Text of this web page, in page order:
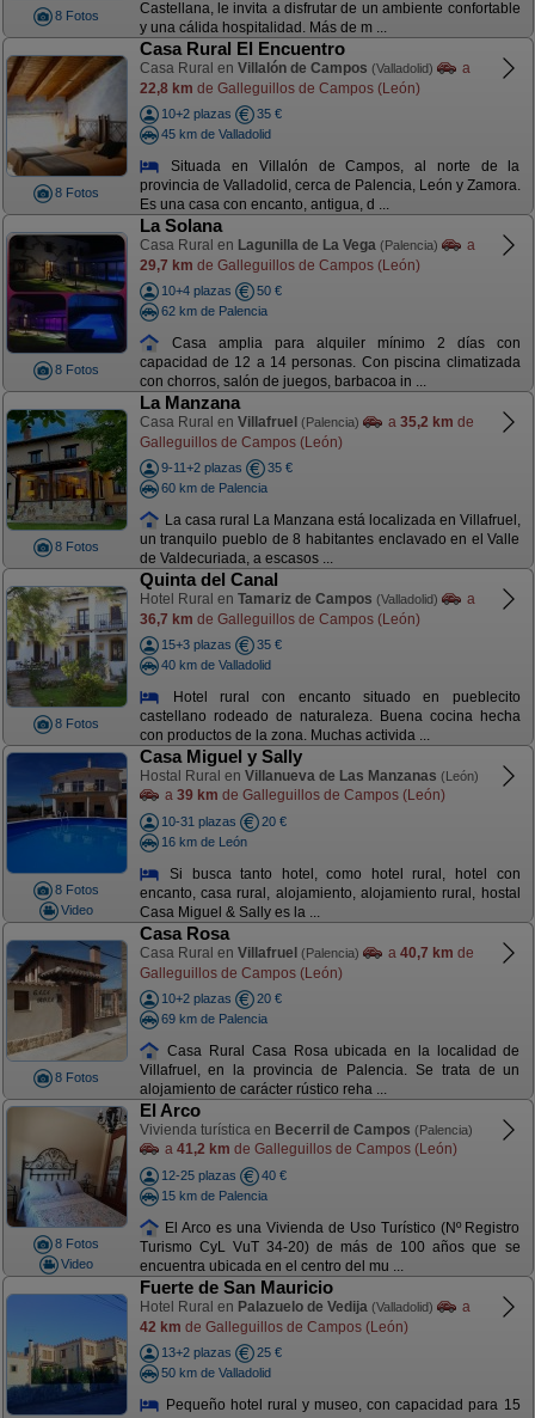
8 Fotos
Castellana, le invita a disfrutar de un ambiente confortable
y una cálida hospitalidad. Más de m ...
8 Fotos
Casa Rural El Encuentro
Casa Rural en Villalón de Campos (Valladolid)
a
22,8 km de Galleguillos de Campos (León)
10+2 plazas
35 €
45 km de Valladolid
Situada en Villalón de Campos, al norte de la
provincia de Valladolid, cerca de Palencia, León y Zamora.
Es una casa con encanto, antigua, d ...
8 Fotos
La Solana
Casa Rural en Lagunilla de La Vega (Palencia)
a
29,7 km de Galleguillos de Campos (León)
10+4 plazas
50 €
62 km de Palencia
Casa amplia para alquiler mínimo 2 días con
capacidad de 12 a 14 personas. Con piscina climatizada
con chorros, salón de juegos, barbacoa in ...
8 Fotos
La Manzana
Casa Rural en Villafruel (Palencia) a 35,2 km de
Galleguillos de Campos (León)
9-11+2 plazas
35 €
60 km de Palencia
La casa rural La Manzana está localizada en Villafruel,
un tranquilo pueblo de 8 habitantes enclavado en el Valle
de Valdecuriada, a escasos ...
8 Fotos
Quinta del Canal
Hotel Rural en Tamariz de Campos (Valladolid)
a
36,7 km de Galleguillos de Campos (León)
15+3 plazas
35 €
40 km de Valladolid
Hotel rural con encanto situado en pueblecito
castellano rodeado de naturaleza. Buena cocina hecha
con productos de la zona. Muchas activida ...
8 Fotos
Video
Casa Miguel y Sally
Hostal Rural en Villanueva de Las Manzanas (León)
a 39 km de Galleguillos de Campos (León)
10-31 plazas
20 €
16 km de León
Si busca tanto hotel, como hotel rural, hotel con
encanto, casa rural, alojamiento, alojamiento rural, hostal
Casa Miguel & Sally es la ...
8 Fotos
Casa Rosa
Casa Rural en Villafruel (Palencia) a 40,7 km de
Galleguillos de Campos (León)
10+2 plazas
20 €
69 km de Palencia
Casa Rural Casa Rosa ubicada en la localidad de
Villafruel, en la provincia de Palencia. Se trata de un
alojamiento de carácter rústico reha ...
8 Fotos
Video
El Arco
Vivienda turística en Becerril de Campos (Palencia)
a 41,2 km de Galleguillos de Campos (León)
12-25 plazas
40 €
15 km de Palencia
El Arco es una Vivienda de Uso Turístico (Nº Registro
Turismo CyL VuT 34-20) de más de 100 años que se
encuentra ubicada en el centro del mu ...
Fuerte de San Mauricio
Hotel Rural en Palazuelo de Vedija (Valladolid)
a
42 km de Galleguillos de Campos (León)
13+2 plazas
25 €
50 km de Valladolid
Pequeño hotel rural y museo, con capacidad para 15